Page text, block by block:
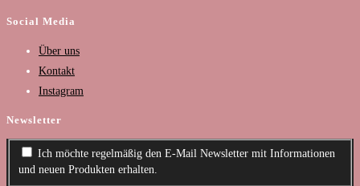
Social Media
Über uns
Kontakt
Instagram
Newsletter
Ich möchte regelmäßig den E-Mail Newsletter mit Informationen
und neuen Produkten erhalten.